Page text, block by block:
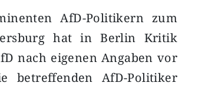
AfD-Politikern zum
hat in Berlin Kritik
nach eigenen Angaben vor
betreffenden AfD-Politiker